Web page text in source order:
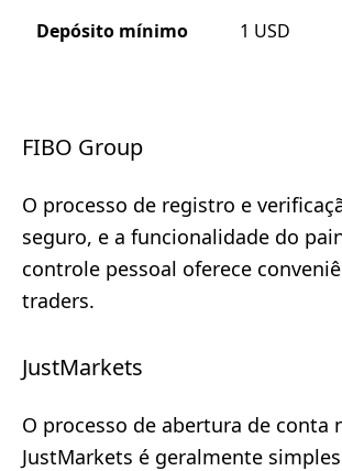
Depósito mínimo 1 USD
FIBO Group
O processo de registro e
seguro, e a funcionalidade do
controle pessoal oferece
traders.
JustMarkets
O processo de abertura de conta
JustMarkets é geralmente